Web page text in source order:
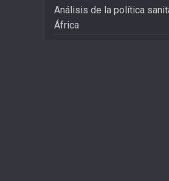
Análisis de la política
África